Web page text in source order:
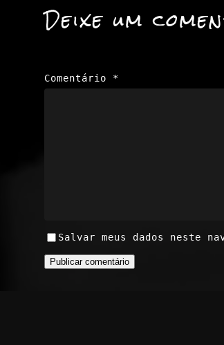
Deixe um
Comentário *
Salvar meus dados neste